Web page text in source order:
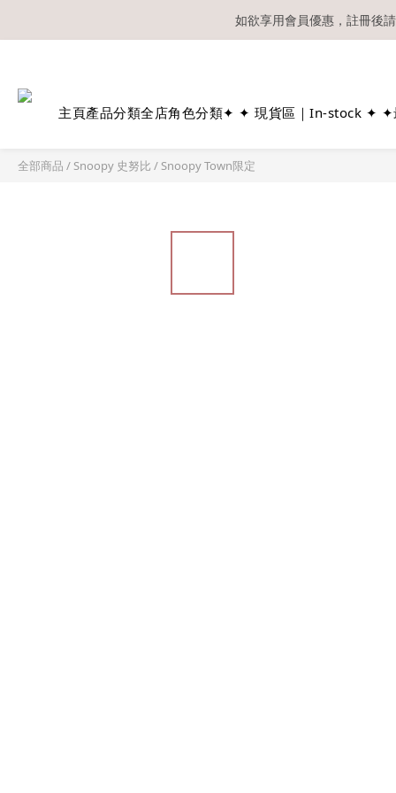
如欲享用會員優惠，註冊後
主頁產品分類全店角色分類✦ ✦ 現貨區｜In-stock ✦ ✦
全部商品 / Snoopy 史努比 / Snoopy Town限定